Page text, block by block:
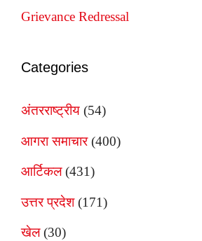
Grievance Redressal
Categories
अंतरराष्ट्रीय (54)
आगरा समाचार(400)
आर्टिकल(431)
उत्तर प्रदेश(171)
खेल(30)